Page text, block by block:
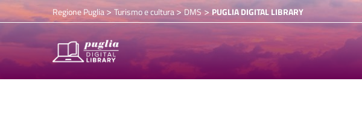
Regione Puglia> Turismo e cultura>DMS > PUGLIA DIGITAL LIBRARY